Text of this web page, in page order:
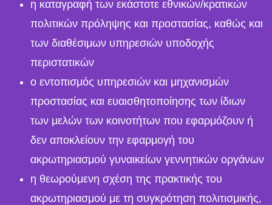
η καταγραφή των εκάστοτε εθνικών/κρατικών
πολιτικών πρόληψης και προστασίας, καθώς και
των διαθέσιμων υπηρεσιών υποδοχής
περιστατικών
ο εντοπισμός υπηρεσιών και μηχανισμών
προστασίας και ευαισθητοποίησης των ίδιων
των μελών των κοινοτήτων που εφαρμόζουν ή
δεν αποκλείουν την εφαρμογή του
ακρωτηριασμού γυναικείων γεννητικών οργάνων
η θεωρούμενη σχέση της πρακτικής του
ακρωτηριασμού με τη συγκρότηση πολιτισμικής,